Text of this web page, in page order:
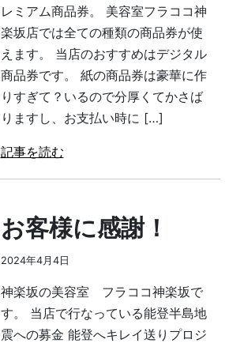
レミアム商品券。 美容室フラココ神
楽坂店では全ての種類の商品券が使
えます。 当店のおすすめはデジタル
商品券です。 紙の商品券は豪華に作
りすぎて？いるので分厚くてかさば
りますし、お支払い時に […]
記事を読む
お客様に感謝！
2024年4月4日
神楽坂の美容室 フラココ神楽坂で
す。 当店で行なっている能登半島地
震への募金 能登へキレイ送りプロジ